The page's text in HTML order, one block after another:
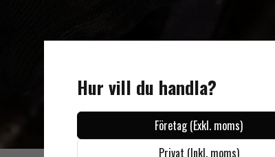
Hur vill du handla?
Företag (Exkl. moms)
Privat (Inkl. moms)